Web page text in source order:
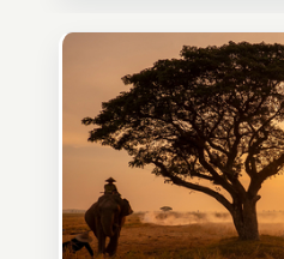
особенное. Не
масштабное, но
и запоминающееся